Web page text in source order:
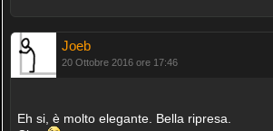
Joeb
20 Ottobre 2016 ore 17:46
Eh si, è molto elegante. Bella ripresa.